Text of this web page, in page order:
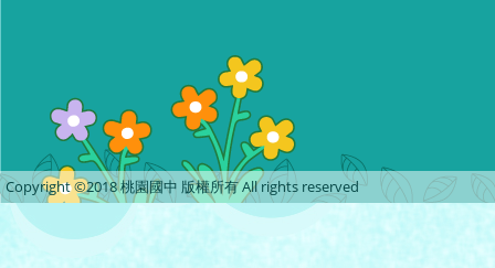
Copyright ©2018 桃園國中 版權所有 All rights reserved